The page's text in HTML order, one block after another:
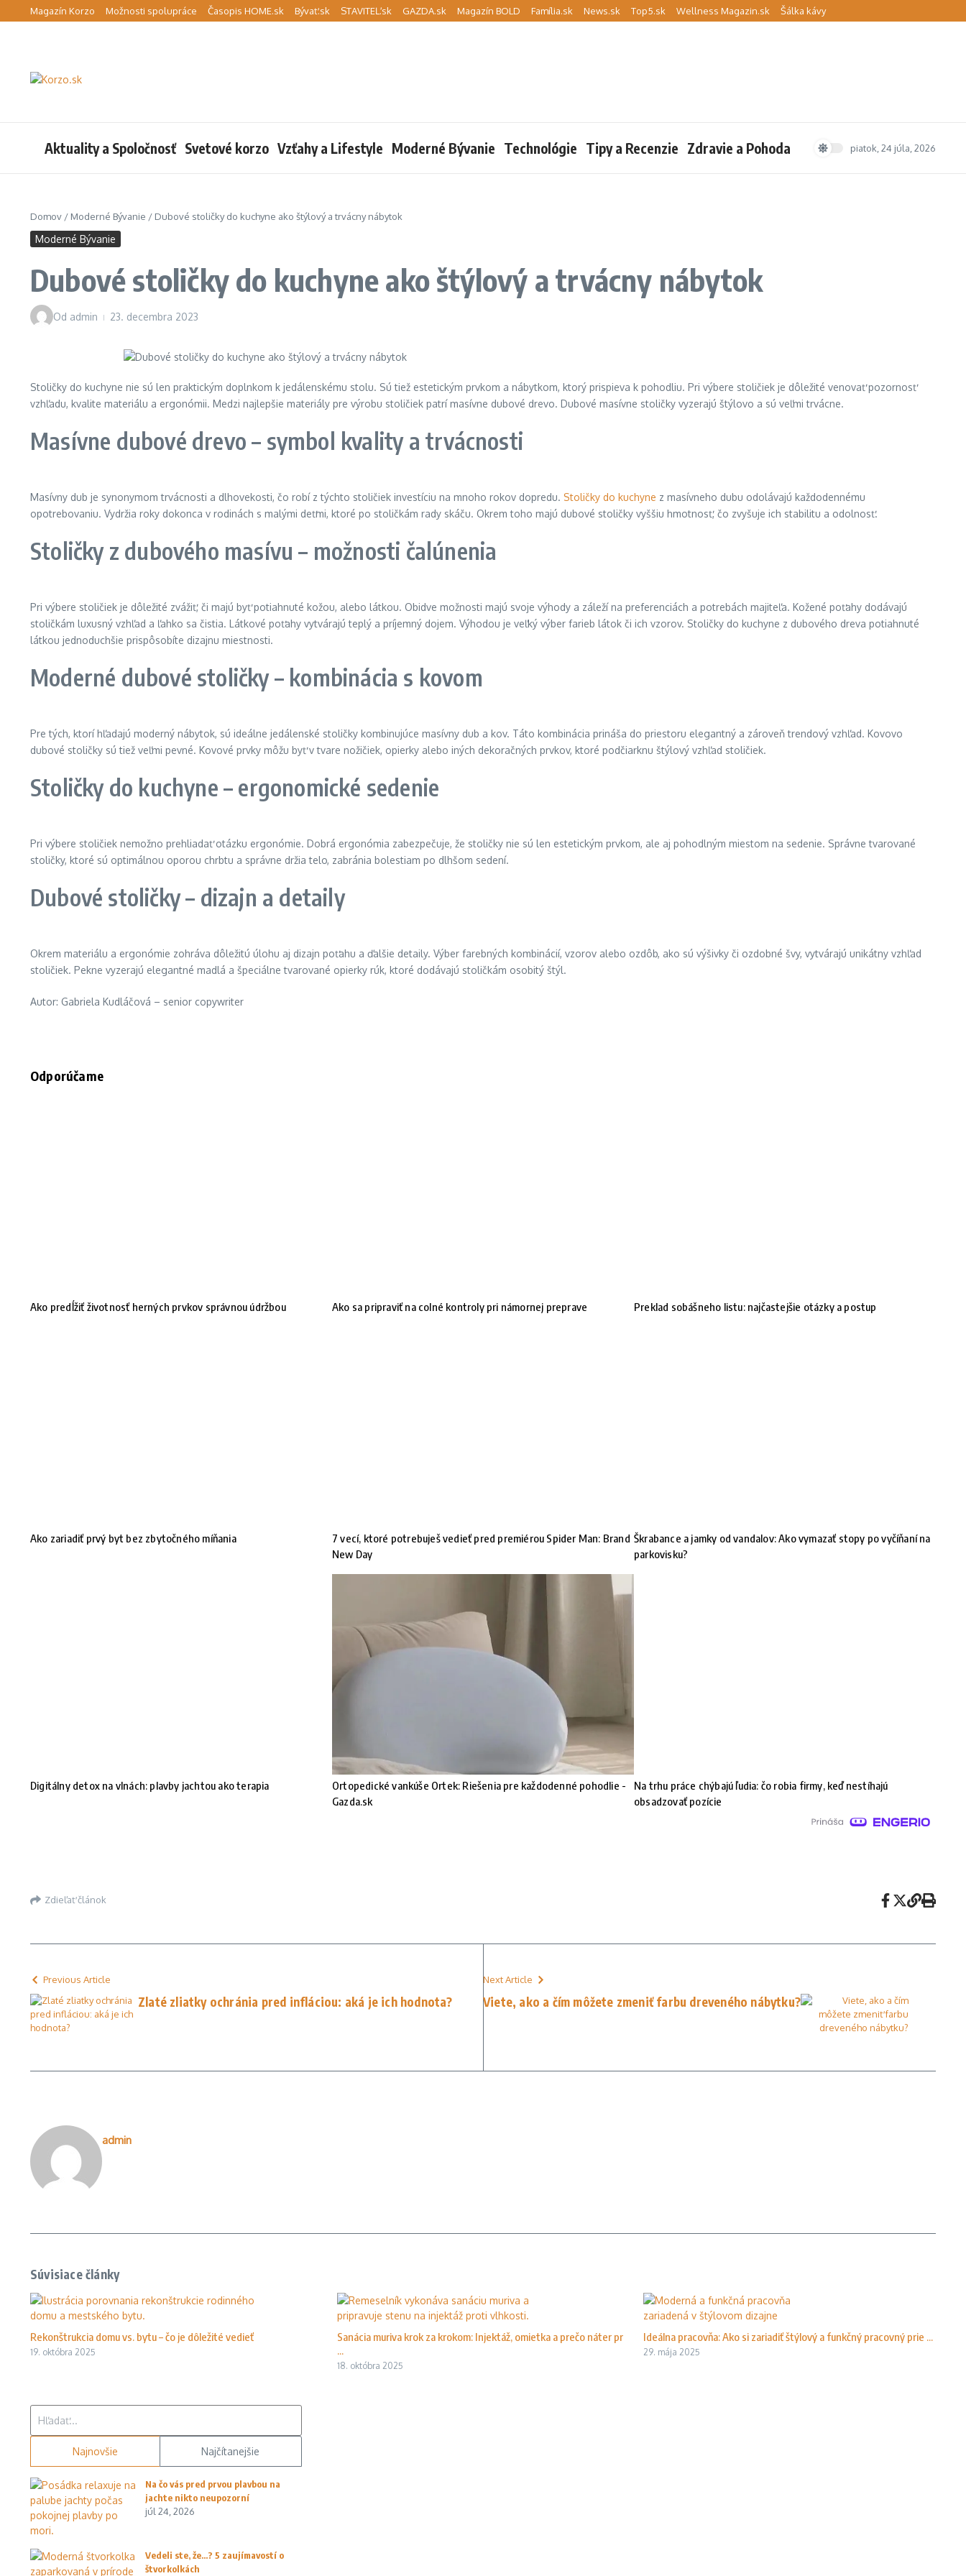
Preskočiť na obsah
Magazín Korzo Možnosti spolupráce Časopis HOME.sk Bývať.sk STAVITEĽ.sk GAZDA.sk Magazín BOLD Família.sk News.sk Top5.sk Wellness Magazin.sk Šálka kávy
Aktuality a Spoločnosť Svetové korzo Vzťahy a Lifestyle Moderné Bývanie Technológie Tipy a Recenzie Zdravie a Pohoda piatok, 24 júla, 2026
Domov / Moderné Bývanie / Dubové stoličky do kuchyne ako štýlový a trvácny nábytok
Moderné Bývanie
Dubové stoličky do kuchyne ako štýlový a trvácny nábytok
Od admin 23. decembra 2023
Stoličky do kuchyne nie sú len praktickým doplnkom k jedálenskému stolu. Sú tiež estetickým prvkom a nábytkom, ktorý prispieva k pohodliu. Pri výbere stoličiek je dôležité venovať pozornosť
vzhľadu, kvalite materiálu a ergonómii. Medzi najlepšie materiály pre výrobu stoličiek patrí masívne dubové drevo. Dubové masívne stoličky vyzerajú štýlovo a sú veľmi trvácne.
Masívne dubové drevo – symbol kvality a trvácnosti
Masívny dub je synonymom trvácnosti a dlhovekosti, čo robí z týchto stoličiek investíciu na mnoho rokov dopredu. Stoličky do kuchyne z masívneho dubu odolávajú každodennému
opotrebovaniu. Vydržia roky dokonca v rodinách s malými deťmi, ktoré po stoličkám rady skáču. Okrem toho majú dubové stoličky vyššiu hmotnosť, čo zvyšuje ich stabilitu a odolnosť.
Stoličky z dubového masívu – možnosti čalúnenia
Pri výbere stoličiek je dôležité zvážiť, či majú byť potiahnuté kožou, alebo látkou. Obidve možnosti majú svoje výhody a záleží na preferenciách a potrebách majiteľa. Kožené poťahy dodávajú
stoličkám luxusný vzhľad a ľahko sa čistia. Látkové poťahy vytvárajú teplý a príjemný dojem. Výhodou je veľký výber farieb látok či ich vzorov. Stoličky do kuchyne z dubového dreva potiahnuté
látkou jednoduchšie prispôsobíte dizajnu miestnosti.
Moderné dubové stoličky – kombinácia s kovom
Pre tých, ktorí hľadajú moderný nábytok, sú ideálne jedálenské stoličky kombinujúce masívny dub a kov. Táto kombinácia prináša do priestoru elegantný a zároveň trendový vzhľad. Kovovo
dubové stoličky sú tiež veľmi pevné. Kovové prvky môžu byť v tvare nožičiek, opierky alebo iných dekoračných prvkov, ktoré podčiarknu štýlový vzhľad stoličiek.
Stoličky do kuchyne – ergonomické sedenie
Pri výbere stoličiek nemožno prehliadať otázku ergonómie. Dobrá ergonómia zabezpečuje, že stoličky nie sú len estetickým prvkom, ale aj pohodlným miestom na sedenie. Správne tvarované
stoličky, ktoré sú optimálnou oporou chrbtu a správne držia telo, zabránia bolestiam po dlhšom sedení.
Dubové stoličky – dizajn a detaily
Okrem materiálu a ergonómie zohráva dôležitú úlohu aj dizajn poťahu a ďalšie detaily. Výber farebných kombinácií, vzorov alebo ozdôb, ako sú výšivky či ozdobné švy, vytvárajú unikátny vzhľad
stoličiek. Pekne vyzerajú elegantné madlá a špeciálne tvarované opierky rúk, ktoré dodávajú stoličkám osobitý štýl.
Autor: Gabriela Kudláčová – senior copywriter
Odporúčame
Ako predĺžiť životnosť herných prvkov správnou údržbou Ako sa pripraviť na colné kontroly pri námornej preprave Preklad sobášneho listu: najčastejšie otázky a postup
Ako zariadiť prvý byt bez zbytočného míňania
7 vecí, ktoré potrebuješ vedieť pred premiérou Spider Man: Brand
New Day
Škrabance a jamky od vandalov: Ako vymazať stopy po vyčíňaní na
parkovisku?
Digitálny detox na vlnách: plavby jachtou ako terapia
Ortopedické vankúše Ortek: Riešenia pre každodenné pohodlie -
Gazda.sk
Na trhu práce chýbajú ľudia: čo robia firmy, keď nestíhajú
obsadzovať pozície
Zdieľať článok
Previous Article
Zlaté zliatky ochránia pred infláciou: aká je ich hodnota?
Next Article
Viete, ako a čím môžete zmeniť farbu dreveného nábytku?
admin
Súvisiace články
Rekonštrukcia domu vs. bytu – čo je dôležité vedieť
19. októbra 2025
Sanácia muriva krok za krokom: Injektáž, omietka a prečo náter pr
...
18. októbra 2025
Ideálna pracovňa: Ako si zariadiť štýlový a funkčný pracovný prie ...
29. mája 2025
Najnovšie Najčítanejšie
Na čo vás pred prvou plavbou na
jachte nikto neupozorní
júl 24, 2026
Vedeli ste, že…? 5 zaujímavostí o
štvorkolkách